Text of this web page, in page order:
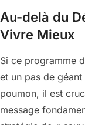
Au-delà du
Vivre Mieux
Si ce programme
et un pas de
poumon, il est
message